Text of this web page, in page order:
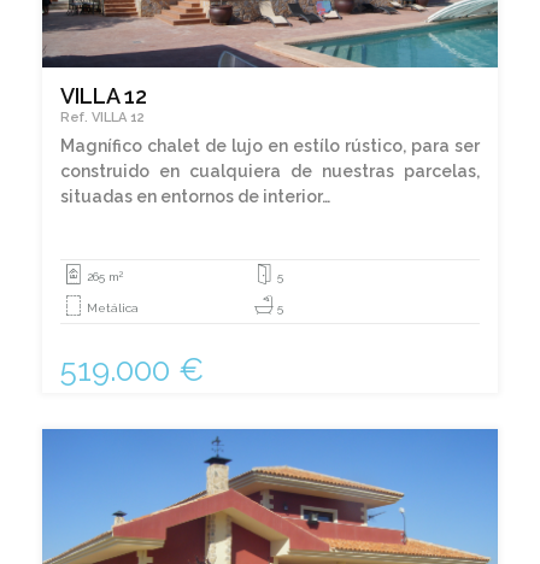
VILLA 12
Ref. VILLA 12
Magnífico chalet de lujo en estílo rústico, para ser
construido en cualquiera de nuestras parcelas,
situadas en entornos de interior…
265 m2
Metálica
5
5
519.000 €